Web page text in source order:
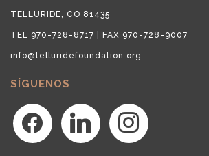
TELLURIDE, CO 81435
TEL 970-728-8717 | FAX 970-728-9007
info@telluridefoundation.org
SÍGUENOS
facebook linkedin instagram